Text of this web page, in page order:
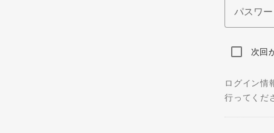
パスワ
次回
ログイン情
行ってくだ